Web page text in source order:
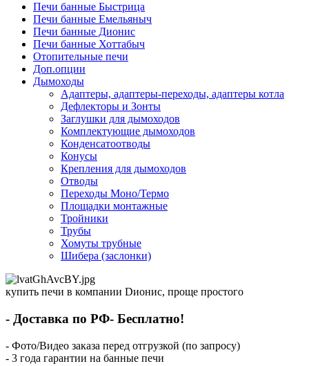
Печи банные Быстрица
Печи банные Емельяныч
Печи банные Дионис
Печи банные Хоттабыч
Отопительные печи
Доп.опции
Дымоходы
Адаптеры, адаптеры-переходы, адаптеры котла
Дефлекторы и Зонты
Заглушки для дымоходов
Комплектующие дымоходов
Конденсатоотводы
Конусы
Крепления для дымоходов
Отводы
Переходы Моно/Термо
Площадки монтажные
Тройники
Трубы
Хомуты трубные
Шибера (заслонки)
купить печи в компании Dионис, проще простого
- Доставка по РФ- Бесплатно!
- Фото/Видео заказа перед отгрузкой (по запросу)
- 3 года гарантии на банные печи